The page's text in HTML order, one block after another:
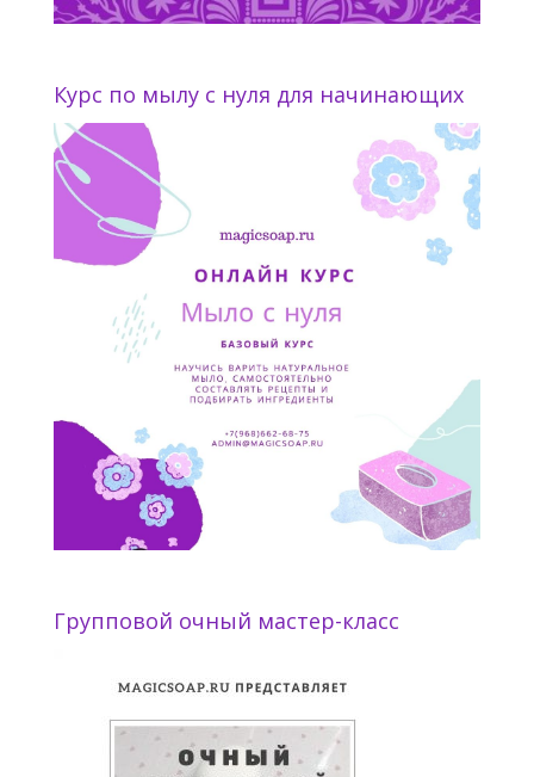
Курс по мылу с нуля для начинающих
Групповой очный мастер-класс